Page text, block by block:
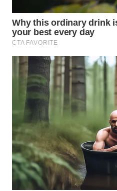
WN
TAPANULI
WN
SAMOSIR
PADANG
LAWAS
WN
SUMEDANG